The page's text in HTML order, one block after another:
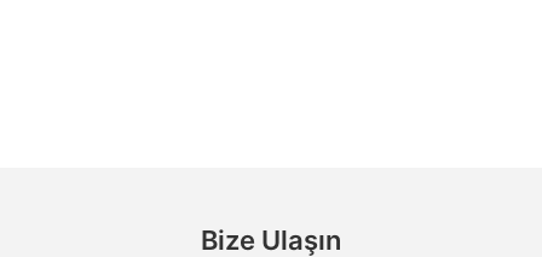
Bize Ulaşın